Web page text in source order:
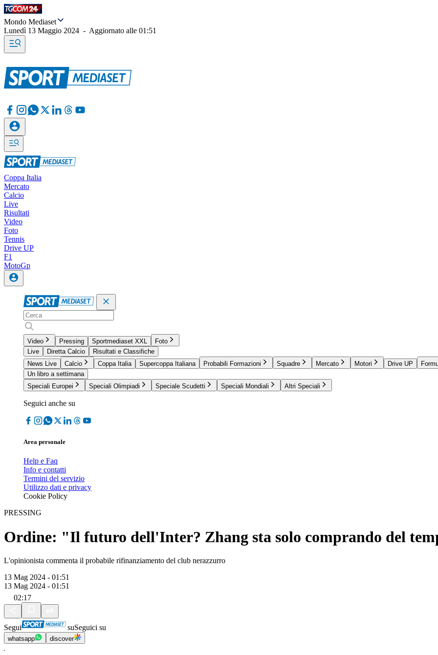
Mondo Mediaset
Lunedì 13 Maggio 2024 - Aggiornato alle 01:51
Coppa Italia
Mercato
Calcio
Live
Risultati
Video
Foto
Tennis
Drive UP
F1
MotoGp
Video Pressing Sportmediaset XXL
Foto
Live
Diretta Calcio
Risultati e Classifiche
News Live
Calcio Coppa Italia Supercoppa Italiana Probabili Formazioni Squadre Mercato Motori Drive UP
Un libro a settimana
Speciali Europei
Speciali Olimpiadi Speciale Scudetti Speciali Mondiali Altri Speciali
Seguici anche su
Area personale
Help e Faq
Info e contatti
Termini del servizio
Utilizzo dati e privacy
Cookie Policy
PRESSING
Ordine: "Il futuro dell'Inter? Zhang sta solo comprando del
L'opinionista commenta il probabile rifinanziamento del club nerazzurro
13 Mag 2024 - 01:51
13 Mag 2024 - 01:51
02:17
Segui suSeguici su
whatsapp discover